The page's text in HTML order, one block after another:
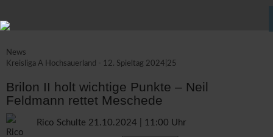
News
Kreisliga A Hochsauerland - 12. Spieltag 2024|25
Brilon II holt wichtige Punkte – Neil
Feldmann rettet Meschede
Rico Schulte 21.10.2024 | 11:00 Uhr